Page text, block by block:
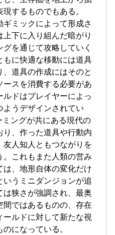
するものでもある。
ギミックによって形成さ
下に入り組んだ暗がり
を通じて攻略していく
もに快適な移動には道具
道具の作成にはそのと
スを消費する必要があ
ドはプレイヤーによっ
うデザインされてい
ングが共にある現代の
、作った道具や行動内
人知人ともつながりを
これもまた人類の営み
、地形自体の変化だけ
うミニダンジョンが追
狭さが強調され、最奥
ではあるものの、存在
ルドに対して新たな視
になっている。